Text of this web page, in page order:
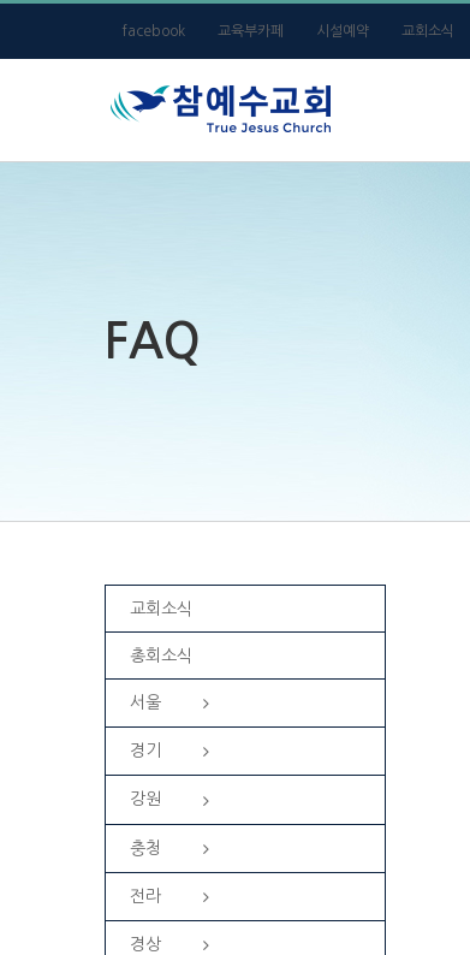
to
facebook 교육부카페 시설예약 교회소식
FAQ
방언에 두 종류가 있음을 알고 계십니
FAQ 성령 주제별
교회소식
총회소식
서울
경기
강원
충청
전라
경상